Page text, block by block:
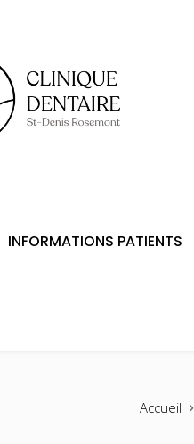
INFORMATIONS PATIENTS
Accueil